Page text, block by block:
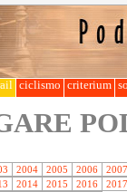
ciclismo criterium
2004 2005 2006
2007
2014 2015 2016
2017